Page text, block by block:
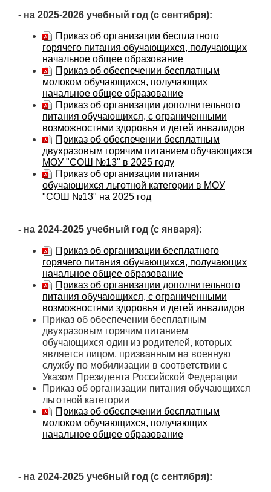
- на 2025-2026 учебный год (с сентября):
Приказ об организации бесплатного
горячего питания обучающихся, получающих
начальное общее образование
Приказ об обеспечении бесплатным
молоком обучающихся, получающих
начальное общее образование
Приказ об организации дополнительного
питания обучающихся, с ограниченными
возможностями здоровья и детей инвалидов
Приказ об обеспечении бесплатным
двухразовым горячим питанием обучающихся
МОУ "СОШ №13" в 2025 году
Приказ об организации питания
обучающихся льготной категории в МОУ
"СОШ №13" на 2025 год
- на 2024-2025 учебный год (с января):
Приказ об организации бесплатного
горячего питания обучающихся, получающих
начальное общее образование
Приказ об организации дополнительного
питания обучающихся, с ограниченными
возможностями здоровья и детей инвалидов
Приказ об обеспечении бесплатным
двухразовым горячим питанием
обучающихся один из родителей, которых
является лицом, призванным на военную
службу по мобилизации в соответствии с
Указом Президента Российской Федерации
Приказ об организации питания обучающихся
льготной категории
Приказ об обеспечении бесплатным
молоком обучающихся, получающих
начальное общее образование
- на 2024-2025 учебный год (с сентября):